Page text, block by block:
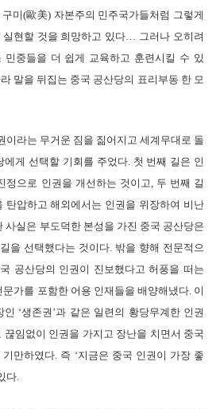
미(歐美) 자본주의 민주국가들처럼 그렇게
현할 것을 희망하고 있다… 그러나 오히려
민중들을 더 쉽게 교육하고 훈련시킬 수 있
말을 뒤집는 중국 공산당의 표리부동 한 모
이라는 무거운 짐을 짊어지고 세계무대로 돌
에게 선택할 기회를 주었다. 첫 번째 길은 인
정으로 인권을 개선하는 것이고, 두 번째 길
탄압하고 해외에서는 인권을 위장하여 비난
사실은 부도덕한 본성을 가진 중국 공산당은
을 선택했다는 것이다. 밖을 향해 전문적으
공산당의 인권이 진보했다고 허풍을 떠는
가를 포함한 어용 인재들을 배양해냈다. 이
‘생존권’과 같은 일련의 황당무계한 인권
끊임없이 인권을 가지고 장난을 치면서 중국
만하였다. 즉 ‘지금은 중국 인권이 가장 좋
다.